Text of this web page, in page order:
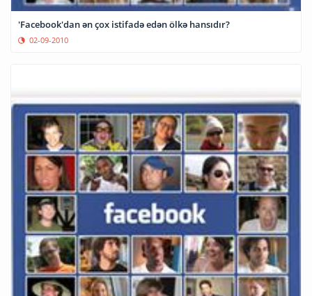
'Facebook'dan ən çox istifadə edən ölkə hansıdır?
02-09-2010